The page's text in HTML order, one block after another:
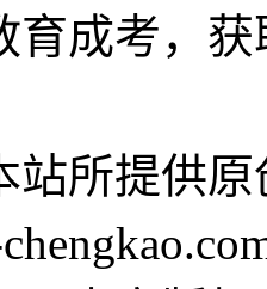
育成考，
站所提供